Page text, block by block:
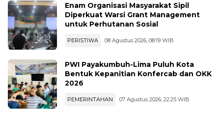
Enam Organisasi Masyarakat Sipil
Diperkuat Warsi Grant Management
untuk Perhutanan Sosial
PERISTIWA 08 Agustus 2026, 08:19 WIB
PWI Payakumbuh-Lima Puluh Kota
Bentuk Kepanitian Konfercab dan OKK
2026
PEMERINTAHAN 07 Agustus 2026, 22:25 WIB